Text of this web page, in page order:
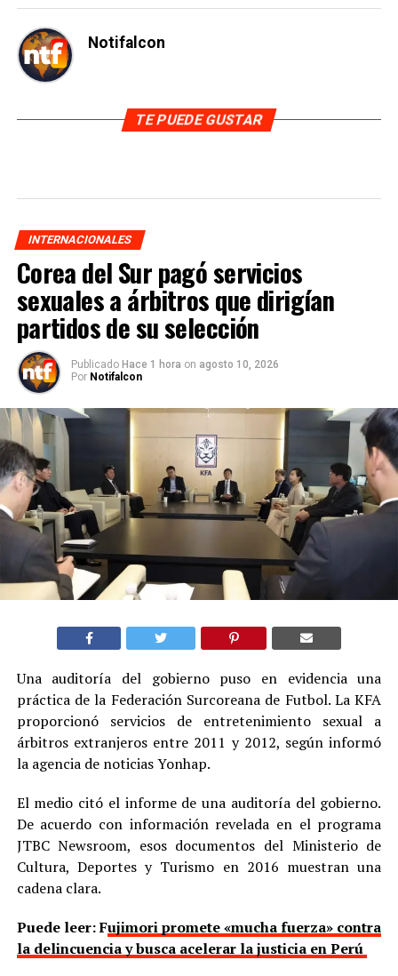
Notifalcon
TE PUEDE GUSTAR
INTERNACIONALES
Corea del Sur pagó servicios
sexuales a árbitros que dirigían
partidos de su selección
Publicado Hace 1 hora on agosto 10, 2026
Por Notifalcon
Una auditoría del gobierno puso en evidencia una
práctica de la Federación Surcoreana de Futbol. La KFA
proporcionó servicios de entretenimiento sexual a
árbitros extranjeros entre 2011 y 2012, según informó
la agencia de noticias Yonhap.
El medio citó el informe de una auditoría del gobierno.
De acuerdo con información revelada en el programa
JTBC Newsroom, esos documentos del Ministerio de
Cultura, Deportes y Turismo en 2016 muestran una
cadena clara.
Puede leer: Fujimori promete «mucha fuerza» contra
la delincuencia y busca acelerar la justicia en Perú